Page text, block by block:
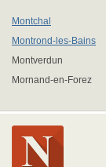
Montchal
Montrond-les-Bains
Montverdun
Mornand-en-Forez